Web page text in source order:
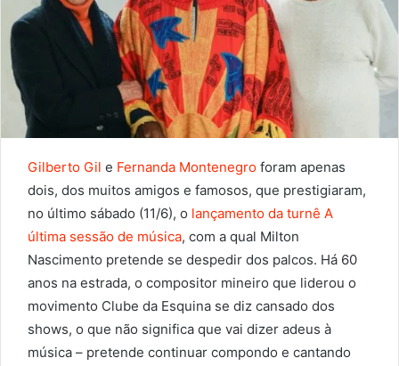
Gilberto Gil e Fernanda Montenegro foram apenas
dois, dos muitos amigos e famosos, que prestigiaram,
no último sábado (11/6), o lançamento da turnê A
última sessão de música, com a qual Milton
Nascimento pretende se despedir dos palcos. Há 60
anos na estrada, o compositor mineiro que liderou o
movimento Clube da Esquina se diz cansado dos
shows, o que não significa que vai dizer adeus à
música – pretende continuar compondo e cantando